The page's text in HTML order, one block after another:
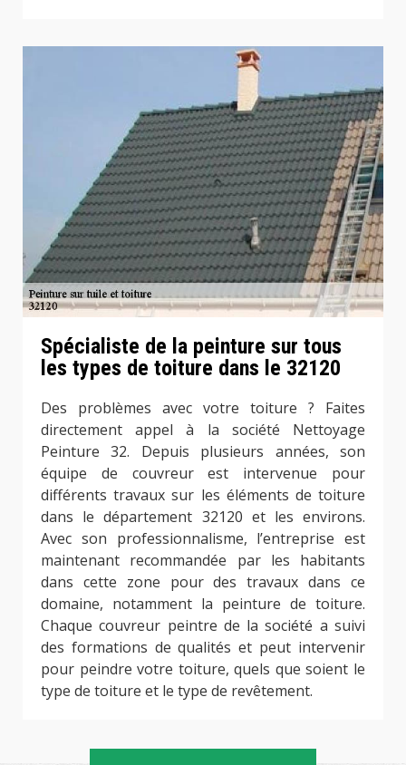
Spécialiste de la peinture sur tous
les types de toiture dans le 32120
Des problèmes avec votre toiture ? Faites
directement appel à la société Nettoyage
Peinture 32. Depuis plusieurs années, son
équipe de couvreur est intervenue pour
différents travaux sur les éléments de toiture
dans le département 32120 et les environs.
Avec son professionnalisme, l’entreprise est
maintenant recommandée par les habitants
dans cette zone pour des travaux dans ce
domaine, notamment la peinture de toiture.
Chaque couvreur peintre de la société a suivi
des formations de qualités et peut intervenir
pour peindre votre toiture, quels que soient le
type de toiture et le type de revêtement.